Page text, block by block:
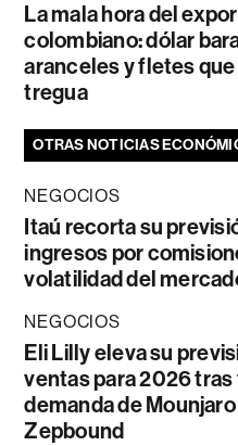
La mala hora del
colombiano: dólar
aranceles y fletes que
tregua
OTRAS NOTICIAS
NEGOCIOS
Itaú recorta su
ingresos por
volatilidad del
NEGOCIOS
Eli Lilly eleva su
ventas para 2026
demanda de
Zepbound